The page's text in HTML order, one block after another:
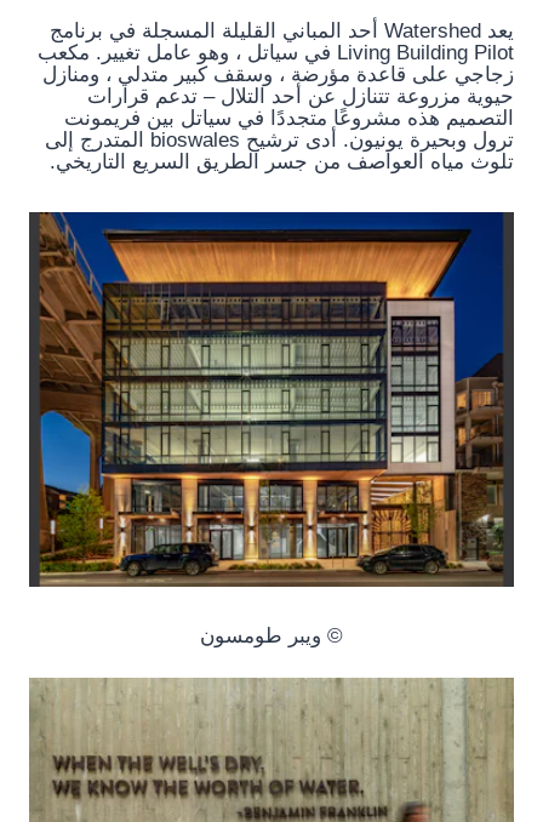
يعد Watershed أحد المباني القليلة المسجلة في برنامج
Living Building Pilot في سياتل ، وهو عامل تغيير. مكعب
زجاجي على قاعدة مؤرضة ، وسقف كبير متدلي ، ومنازل
حيوية مزروعة تتنازل عن أحد التلال – تدعم قرارات
التصميم هذه مشروعًا متجددًا في سياتل بين فريمونت
ترول وبحيرة يونيون. أدى ترشيح bioswales المتدرج إلى
تلوث مياه العواصف من جسر الطريق السريع التاريخي.
© ويبر طومسون